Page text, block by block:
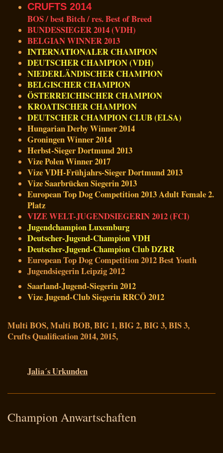
CRUFTS 2014
BOS / best Bitch / res. Best of Breed
BUNDESSIEGER 2014 (VDH)
BELGIAN WINNER 2013
INTERNATIONALER CHAMPION
DEUTSCHER CHAMPION (VDH)
NIEDERLÄNDISCHER CHAMPION
BELGISCHER CHAMPION
ÖSTERREICHISCHER CHAMPION
KROATISCHER CHAMPION
DEUTSCHER CHAMPION CLUB (ELSA)
Hungarian Derby Winner 2014
Groningen Winner 2014
Herbst-Sieger Dortmund 2013
Vize Polen Winner 2017
Vize VDH-Frühjahrs-Sieger Dortmund 2013
Vize Saarbrücken Siegerin 2013
European Top Dog Competition 2013 Adult Female 2.
Platz
VIZE WELT-JUGENDSIEGERIN 2012 (FCI)
Jugendchampion Luxemburg
Deutscher-Jugend-Champion VDH
Deutscher-Jugend-Champion Club DZRR
European Top Dog Competition 2012 Best Youth
Jugendsiegerin Leipzig 2012
Saarland-Jugend-Siegerin 2012
Vize Jugend-Club Siegerin RRCÖ 2012
Multi BOS, Multi BOB, BIG 1, BIG 2, BIG 3, BIS 3,
Crufts Qualification 2014, 2015,
Jalia´s Urkunden
Champion Anwartschaften